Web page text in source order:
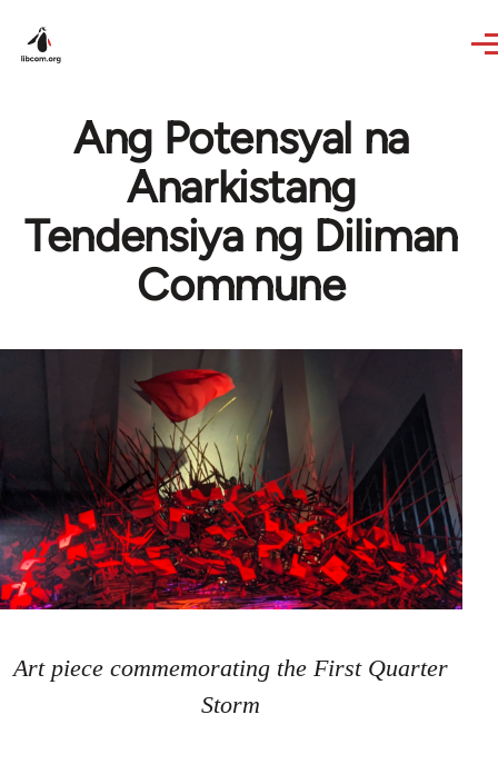
Ang Potensyal na
Anarkistang
Tendensiya ng Diliman
Commune
Art piece commemorating the First Quarter
Storm